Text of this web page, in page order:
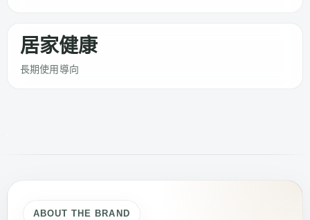
居家健康
長期使用導向
ABOUT THE BRAND